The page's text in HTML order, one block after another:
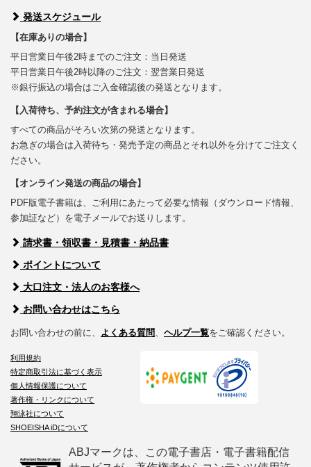
発送スケジュール
【在庫ありの場合】
平日営業日午後2時までのご注文：当日発送
平日営業日午後2時以降のご注文：翌営業日発送
※銀行振込の場合はご入金確認後の発送となります。
【入荷待ち、予約注文が含まれる場合】
すべての商品がそろい次第の発送となります。
お急ぎの場合は入荷待ち・発売予定の商品とそれ以外を分けてご注文く
ださい。
【オンライン発送の商品の場合】
PDF版電子書籍は、ご利用にあたって必要な情報（ダウンロード情報、
参加証など）を電子メールでお送りします。
請求書・領収書・見積書・納品書
ポイントについて
大口注文・法人のお客様へ
お問い合わせはこちら
お問い合わせの前に、 よくある質問、 ヘルプ一覧をご確認ください。
利用規約
特定商取引法に基づく表示
個人情報保護について
著作権・リンクについて
翔泳社について
SHOEISHA iDについて
ABJマークは、この電子書店・電子書籍配信